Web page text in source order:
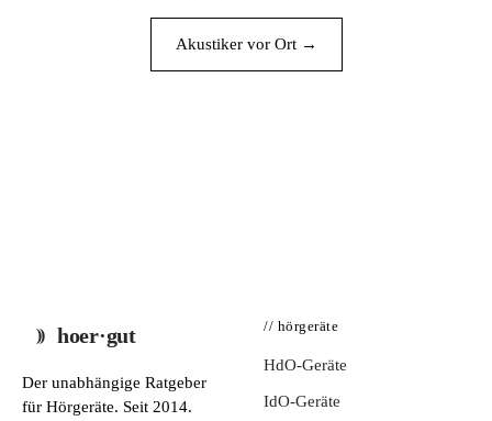
Akustiker vor Ort →
hoer·gut
Der unabhängige Ratgeber
für Hörgeräte. Seit 2014.
// hörgeräte
HdO-Geräte
IdO-Geräte